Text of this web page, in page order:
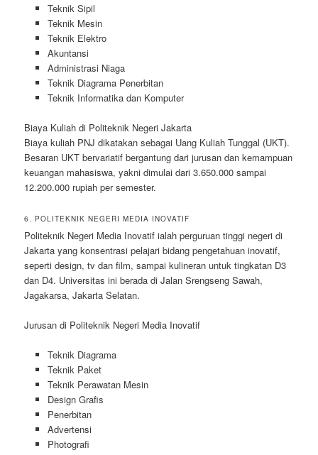
Teknik Sipil
Teknik Mesin
Teknik Elektro
Akuntansi
Administrasi Niaga
Teknik Diagrama Penerbitan
Teknik Informatika dan Komputer
Biaya Kuliah di Politeknik Negeri Jakarta
Biaya kuliah PNJ dikatakan sebagai Uang Kuliah Tunggal (UKT).
Besaran UKT bervariatif bergantung dari jurusan dan kemampuan
keuangan mahasiswa, yakni dimulai dari 3.650.000 sampai
12.200.000 rupiah per semester.
6. POLITEKNIK NEGERI MEDIA INOVATIF
Politeknik Negeri Media Inovatif ialah perguruan tinggi negeri di
Jakarta yang konsentrasi pelajari bidang pengetahuan inovatif,
seperti design, tv dan film, sampai kulineran untuk tingkatan D3
dan D4. Universitas ini berada di Jalan Srengseng Sawah,
Jagakarsa, Jakarta Selatan.
Jurusan di Politeknik Negeri Media Inovatif
Teknik Diagrama
Teknik Paket
Teknik Perawatan Mesin
Design Grafis
Penerbitan
Advertensi
Photografi